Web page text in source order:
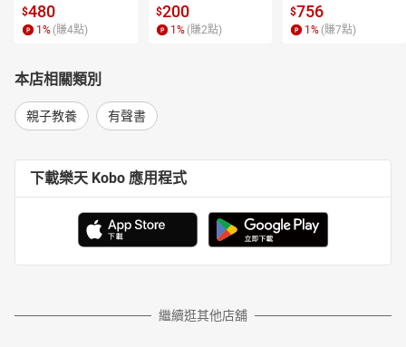
典新編版）【電子
書】
$480
1 % (賺4點)
是逃離一段失敗的
愛，卻在薰衣草盛
開的山裡，重新學
$200
1 % (賺2點)
$756
1 % (賺7點)
本店相關類別
親子教養 有聲書
下載樂天 Kobo 應用程式
繼續逛其他店舖